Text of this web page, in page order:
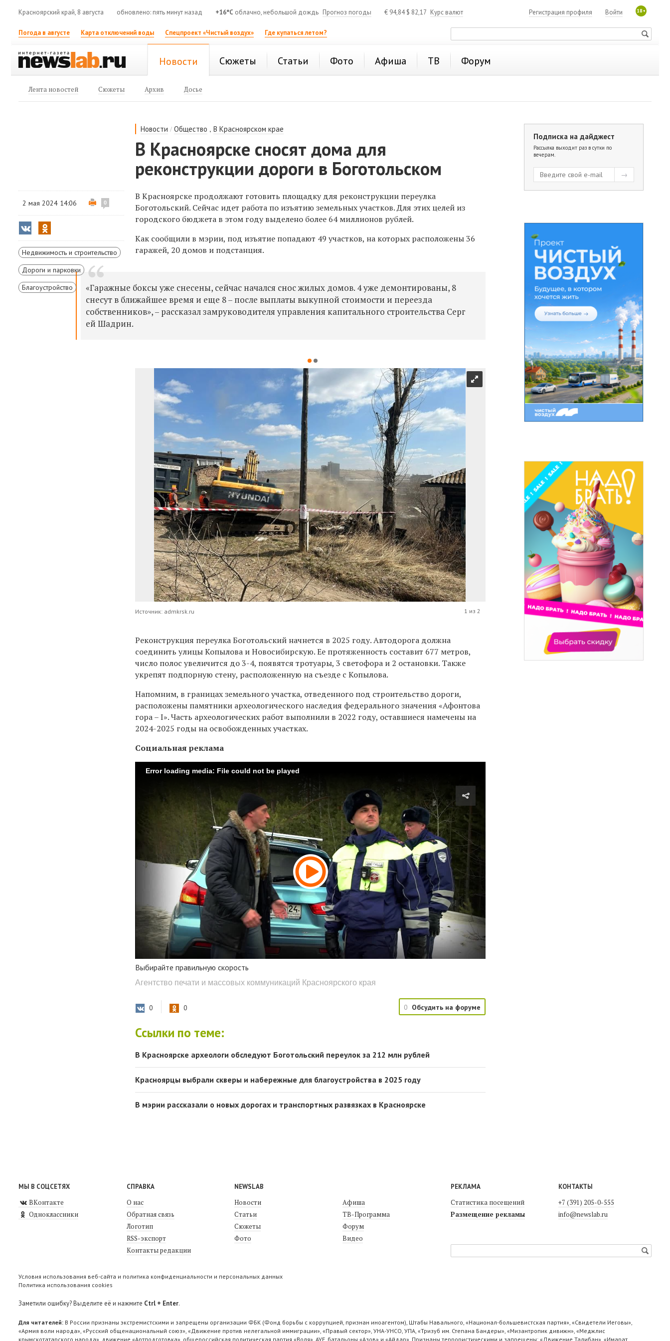
Красноярский край, 8 августа обновлено: пять минут назад +16°C облачно, небольшой дождь Прогноз погоды € 94,84$ 82,17 Курс валют 18+
Войти
Регистрация профиля
Погода в августе Карта отключений воды Спецпроект «Чистый воздух» Где купаться летом?
Новости Сюжеты Статьи Фото Афиша ТВ Форум
Лента новостей Сюжеты Архив Досье
Новости /Общество ,В Красноярском крае
В Красноярске сносят дома для
реконструкции дороги в Боготольском
2 мая 2024 14:06 0
Недвижимость и строительство
Дороги и парковки
Благоустройство
В Красноярске продолжают готовить площадку для реконструкции переулка
Боготольский. ​Сейчас идет работа по изъятию земельных участков. Для этих целей из
городского бюджета в этом году выделено более 64 миллионов рублей.
Как сообщили в мэрии, под изъятие попадают 49 участков, на которых расположены 36
гаражей, 20 домов и подстанция.
«Гаражные боксы уже снесены, сейчас начался снос жилых домов. 4 уже демонтированы, 8
снесут в ближайшее время и еще 8– после выплаты выкупной стоимости и переезда
собственников»,– рассказал замруководителя управления капитального строительства Серг​
ей Шадрин.
Источник: admkrsk.ru 1 из 2
Реконструкция переулка Боготольский начнется в 2025 году. Автодорога должна
соединить улицы Копылова и Новосибирскую. Ее протяженность составит 677 метров,
число полос увеличится до 3-4, появятся тротуары, 3 светофора и 2 остановки. Также
укрепят подпорную стену, расположенную на съезде с Копылова.
Напомним, в границах земельного участка, отведенного под строительство дороги,
расположены памятники археологического наследия федерального значения «Афонтова
гора – I». Часть археологических работ выполнили в 2022 году, оставшиеся намечены на
2024-2025 годы на освобожденных участках.
Социальная реклама
Error loading media: File could not be played
Выбирайте правильную скорость
Агентство печати и массовых коммуникаций Красноярского края
0 0 0 Обсудить на форуме
Ссылки по теме:
В Красноярске археологи обследуют Боготольский переулок за 212 млн рублей
Красноярцы выбрали скверы и набережные для благоустройства в 2025 году
В мэрии рассказали о новых дорогах и транспортных развязках в Красноярске
Подписка на дайджест
Рассылка выходит раз в сутки по
вечерам.
МЫ В СОЦСЕТЯХ
ВКонтакте
Одноклассники
СПРАВКА
О нас
Обратная связь
Логотип
RSS-экспорт
Контакты редакции
NEWSLAB
Новости
Статьи
Сюжеты
Фото
Афиша
ТВ-Программа
Форум
Видео
РЕКЛАМА
Статистика посещений
Размещение рекламы
КОНТАКТЫ
+7 (391) 205-0-555
info@newslab.ru
Условия использования веб-сайта и политика конфиденциальности и персональных данных
Политика использования cookies
Заметили ошибку? Выделите её и нажмите Ctrl + Enter.
Для читателей: В России признаны экстремистскими и запрещены организации ФБК (Фонд борьбы с коррупцией, признан иноагентом), Штабы Навального, «Национал-большевистская партия», «Свидетели Иеговы»,
«Армия воли народа», «Русский общенациональный союз», «Движение против нелегальной иммиграции», «Правый сектор», УНА-УНСО, УПА, «Тризуб им. Степана Бандеры», «Мизантропик дивижн», «Меджлис
крымскотатарского народа», движение «Артподготовка», общероссийская политическая партия «Воля», АУЕ, батальоны «Азов» и «Айдар». Признаны террористическими и запрещены: «Движение Талибан», «Имарат